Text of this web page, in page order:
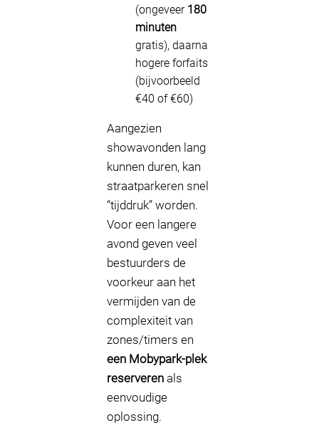
(ongeveer 180
minuten
gratis), daarna
hogere forfaits
(bijvoorbeeld
€40 of €60)
Aangezien
showavonden lang
kunnen duren, kan
straatparkeren snel
“tijddruk” worden.
Voor een langere
avond geven veel
bestuurders de
voorkeur aan het
vermijden van de
complexiteit van
zones/timers en
een Mobypark-plek
reserveren als
eenvoudige
oplossing.